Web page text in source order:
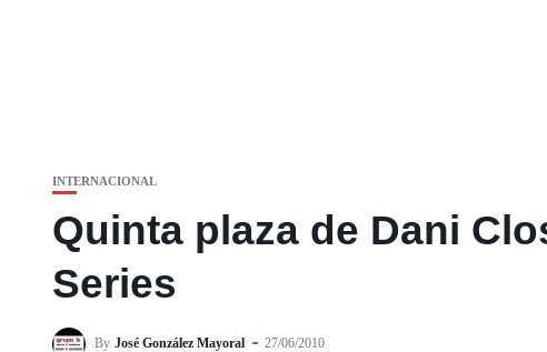
INTERNACIONAL
Quinta plaza de Dani
Series
By José González Mayoral 27/06/2010